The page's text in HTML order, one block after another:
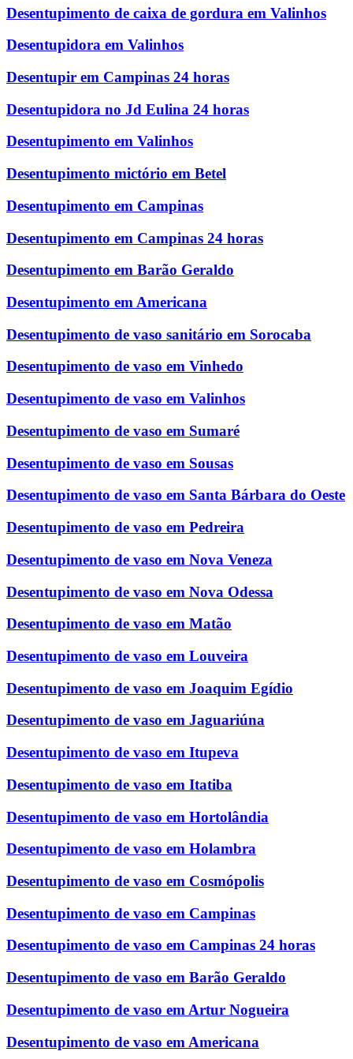
Desentupimento de caixa de gordura em Valinhos
Desentupidora em Valinhos
Desentupir em Campinas 24 horas
Desentupidora no Jd Eulina 24 horas
Desentupimento em Valinhos
Desentupimento mictório em Betel
Desentupimento em Campinas
Desentupimento em Campinas 24 horas
Desentupimento em Barão Geraldo
Desentupimento em Americana
Desentupimento de vaso sanitário em Sorocaba
Desentupimento de vaso em Vinhedo
Desentupimento de vaso em Valinhos
Desentupimento de vaso em Sumaré
Desentupimento de vaso em Sousas
Desentupimento de vaso em Santa Bárbara do Oeste
Desentupimento de vaso em Pedreira
Desentupimento de vaso em Nova Veneza
Desentupimento de vaso em Nova Odessa
Desentupimento de vaso em Matão
Desentupimento de vaso em Louveira
Desentupimento de vaso em Joaquim Egídio
Desentupimento de vaso em Jaguariúna
Desentupimento de vaso em Itupeva
Desentupimento de vaso em Itatiba
Desentupimento de vaso em Hortolândia
Desentupimento de vaso em Holambra
Desentupimento de vaso em Cosmópolis
Desentupimento de vaso em Campinas
Desentupimento de vaso em Campinas 24 horas
Desentupimento de vaso em Barão Geraldo
Desentupimento de vaso em Artur Nogueira
Desentupimento de vaso em Americana